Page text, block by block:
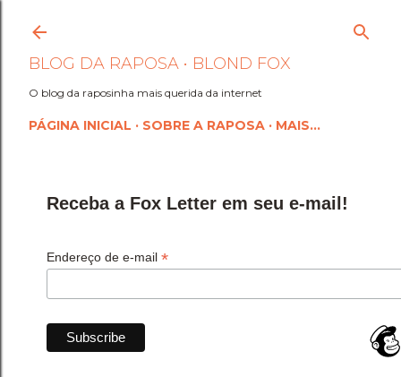
Pular para o conteúdo
BLOG DA RAPOSA • BLOND FOX
O blog da raposinha mais querida da internet
PÁGINA INICIAL SOBRE A RAPOSA MAIS…
Receba a Fox Letter em seu e-mail!
Endereço de e-mail *